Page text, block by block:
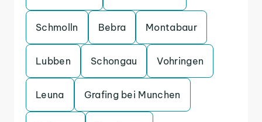
Schmolln Bebra Montabaur
Lubben Schongau Vohringen
Leuna Grafing bei Munchen